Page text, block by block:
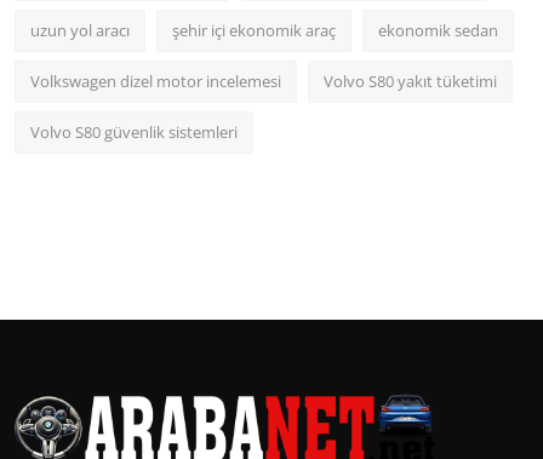
uzun yol aracı şehir içi ekonomik araç ekonomik sedan
Volkswagen dizel motor incelemesi Volvo S80 yakıt tüketimi
Volvo S80 güvenlik sistemleri